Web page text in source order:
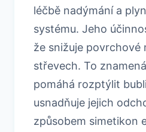
léčbě nadýmání a
systému. Jeho
že snižuje povrchové
střevech. To
pomáhá rozptýlit
usnadňuje jejich
způsobem simetikon